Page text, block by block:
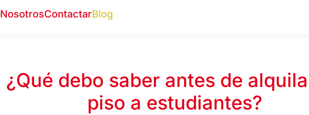
NosotrosContactarBlog
¿Qué debo saber antes de
piso a estudiantes?